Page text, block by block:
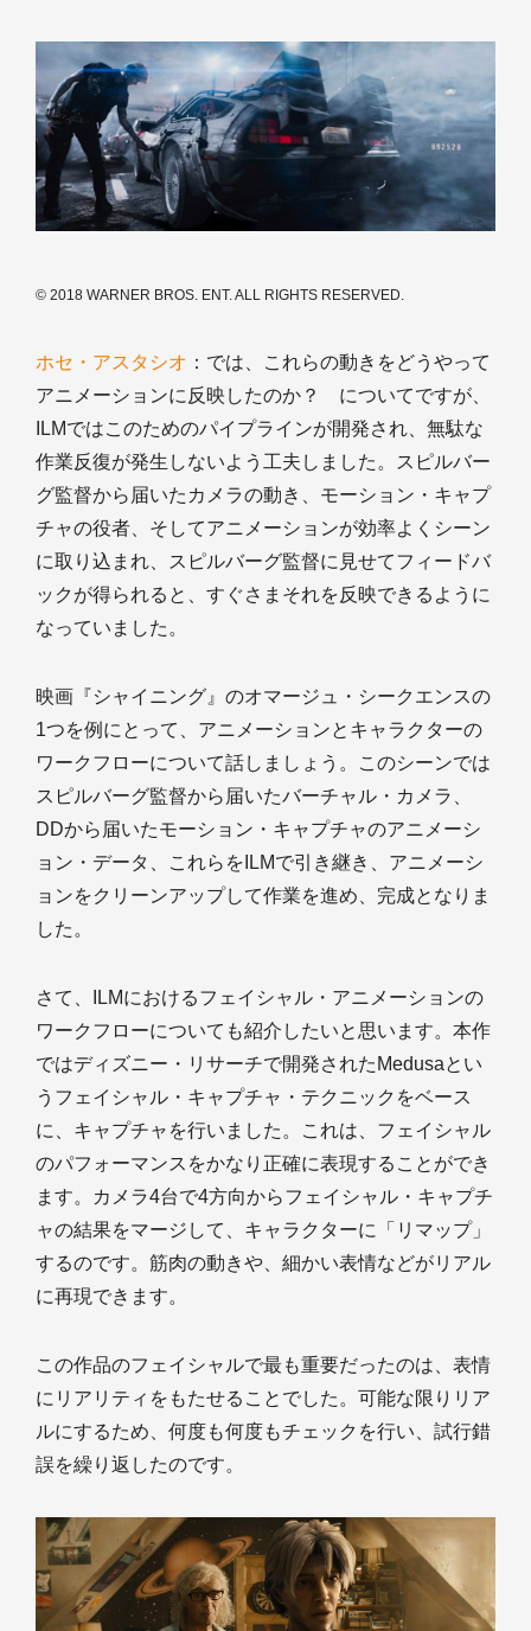
© 2018 WARNER BROS. ENT. ALL RIGHTS RESERVED.
ホセ・アスタシオ ：では、これらの動きをどうやって
アニメーションに反映したのか？ についてですが、
ILMではこのためのパイプラインが開発され、無駄な
作業反復が発生しないよう工夫しました。スピルバー
グ監督から届いたカメラの動き、モーション・キャプ
チャの役者、そしてアニメーションが効率よくシーン
に取り込まれ、スピルバーグ監督に見せてフィードバ
ックが得られると、すぐさまそれを反映できるように
なっていました。
映画『シャイニング』のオマージュ・シークエンスの
1つを例にとって、アニメーションとキャラクターの
ワークフローについて話しましょう。このシーンでは
スピルバーグ監督から届いたバーチャル・カメラ、
DDから届いたモーション・キャプチャのアニメーシ
ョン・データ、これらをILMで引き継き、アニメーシ
ョンをクリーンアップして作業を進め、完成となりま
した。
さて、ILMにおけるフェイシャル・アニメーションの
ワークフローについても紹介したいと思います。本作
ではディズニー・リサーチで開発されたMedusaとい
うフェイシャル・キャプチャ・テクニックをベース
に、キャプチャを行いました。これは、フェイシャル
のパフォーマンスをかなり正確に表現することができ
ます。カメラ4台で4方向からフェイシャル・キャプチ
ャの結果をマージして、キャラクターに「リマップ」
するのです。筋肉の動きや、細かい表情などがリアル
に再現できます。
この作品のフェイシャルで最も重要だったのは、表情
にリアリティをもたせることでした。可能な限りリア
ルにするため、何度も何度もチェックを行い、試行錯
誤を繰り返したのです。